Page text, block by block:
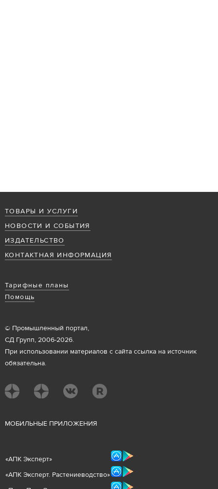
ТОВАРЫ И УСЛУГИ
НОВОСТИ И СОБЫТИЯ
ИЗДАТЕЛЬСТВО
КОНТАКТНАЯ ИНФОРМАЦИЯ
Тарифные планы
Помощь
© Промышленный портал,
СД Групп, 2006-2026.
При использовании материалов с сайта ссылка на источник
обязательна.
МОБИЛЬНЫЕ ПРИЛОЖЕНИЯ
«АПК Эксперт»
«АПК Эксперт. Растениеводство»